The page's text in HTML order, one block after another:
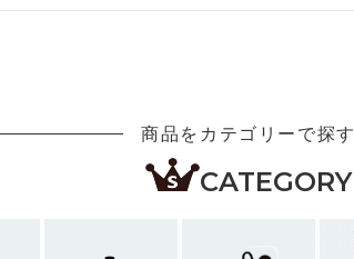
商品をカテゴリーで探す
CATEGORY